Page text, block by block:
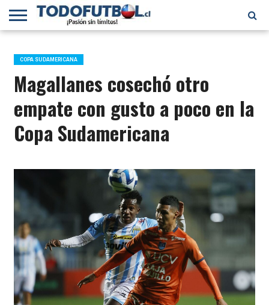
PRIMERA
B
SELECCIÓN
CHILENA
CHILENOS
EN EL
MUNDO
FÚTBOL
INTERNACIONAL
COPA SUDAMERICANA
Magallanes cosechó otro
empate con gusto a poco en la
Copa Sudamericana